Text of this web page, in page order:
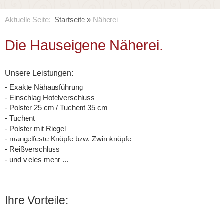
Aktuelle Seite: Startseite » Näherei
Die Hauseigene Näherei.
Unsere Leistungen:
- Exakte Nähausführung
- Einschlag Hotelverschluss
- Polster 25 cm / Tuchent 35 cm
- Tuchent
- Polster mit Riegel
- mangelfeste Knöpfe bzw. Zwirnknöpfe
- Reißverschluss
- und vieles mehr ...
Ihre Vorteile: